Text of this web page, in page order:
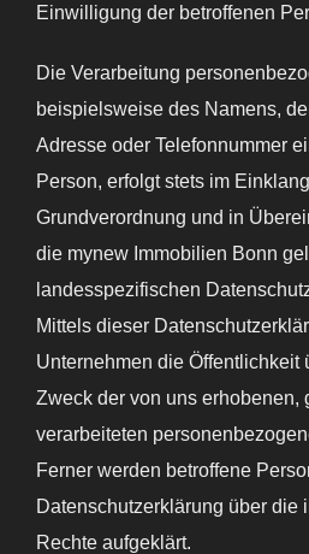
Einwilligung der betroffenen
Die Verarbeitung
beispielsweise des Namens,
Adresse oder Telefonnummer
Person, erfolgt stets im
Grundverordnung und in
die mynew Immobilien Bonn
landesspezifischen
Mittels dieser
Unternehmen die Öffentlichkeit
Zweck der von uns erhobenen,
verarbeiteten
Ferner werden betroffene
Datenschutzerklärung über die
Rechte aufgeklärt.